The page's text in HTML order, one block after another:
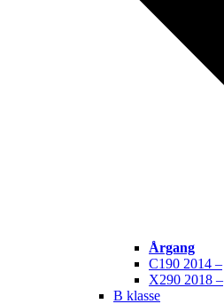
Årgang
C190 2014 –
X290 2018 –
B klasse